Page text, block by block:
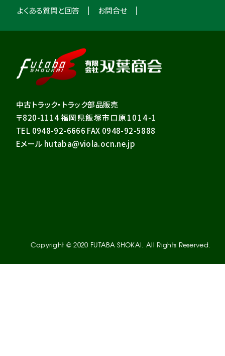
よくある質問と回答
お問合せ
中古トラック・トラック部品販売
〒820-1114福岡県飯塚市口原1014-1
TEL 0948-92-6666 FAX 0948-92-5888
Eメール hutaba@viola.ocn.ne.jp
Copyright © 2020 FUTABA SHOKAI. All Rights Reserved.